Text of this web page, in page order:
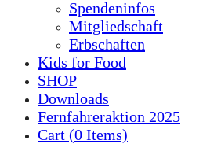
Spendeninfos
Mitgliedschaft
Erbschaften
Kids for Food
SHOP
Downloads
Fernfahreraktion 2025
Cart (0 Items)